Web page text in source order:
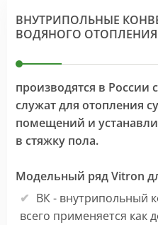
ВНУТРИПОЛЬНЫЕ
ВОДЯНОГО ОТОПЛЕНИЯ
производятся в России
служат для отопления
помещений и
в стяжку пола.
Модельный ряд Vitron
ВК - внутрипольный
всего применяется как